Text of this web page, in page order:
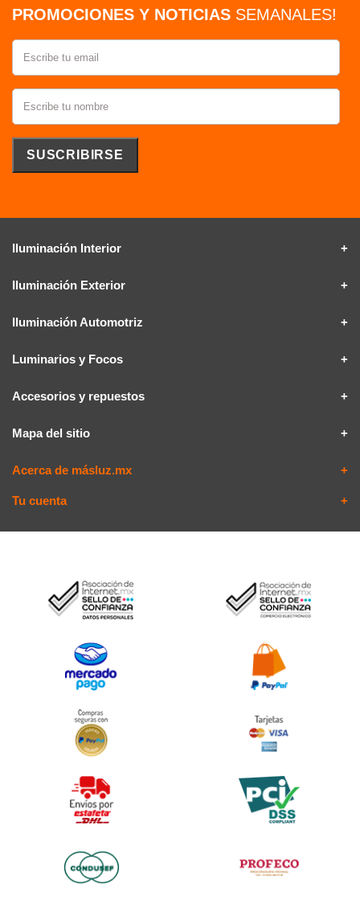
PROMOCIONES Y NOTICIAS SEMANALES!
Iluminación Interior
Iluminación Exterior
Iluminación Automotriz
Luminarios y Focos
Accesorios y repuestos
Mapa del sitio
Acerca de másluz.mx
Tu cuenta